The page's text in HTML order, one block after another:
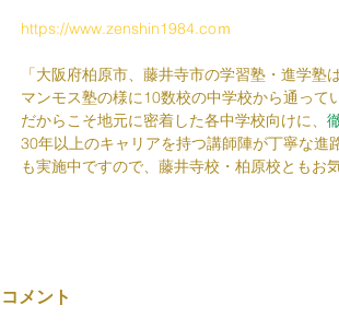
https://www.zenshin1984.coｍ
「大阪府柏原市、藤井寺市の学習塾・進学塾
マンモス塾の様に10数校の中学校から通って
だからこそ地元に密着した各中学校向けに、
30年以上のキャリアを持つ講師陣が丁寧な
も実施中ですので、藤井寺校・柏原校ともお
コメント